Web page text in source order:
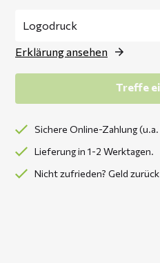
Erklärung ansehen
Treffe
Sichere Online-Zahlung
Lieferung in 1-2 Werktagen.
Nicht zufrieden? Geld